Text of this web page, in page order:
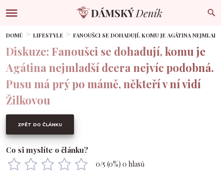
DOMŮ LIFESTYLE FANOUŠCI SE DOHADUJÍ, KOMU JE AGÁTINA
Diskuze: Fanoušci se dohadují, komu je
Agátina nejmladší dcera nejvíc podobná.
Pusu má prý po mámě, někteří v ní vidí
Žilkovou
ZPĚT DO ČLÁNKU
Co si myslíte o článku?
0/5 (0%) 0 hlasů